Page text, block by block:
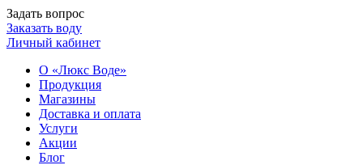
Задать вопрос
Заказать воду
Личный кабинет
О «Люкс Воде»
Продукция
Магазины
Доставка и оплата
Услуги
Акции
Блог